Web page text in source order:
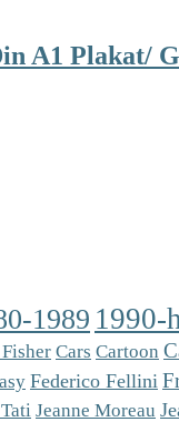
A1 Plakat/
1989 1990-
Cars Cartoon
Federico Fellini
Jeanne Moreau